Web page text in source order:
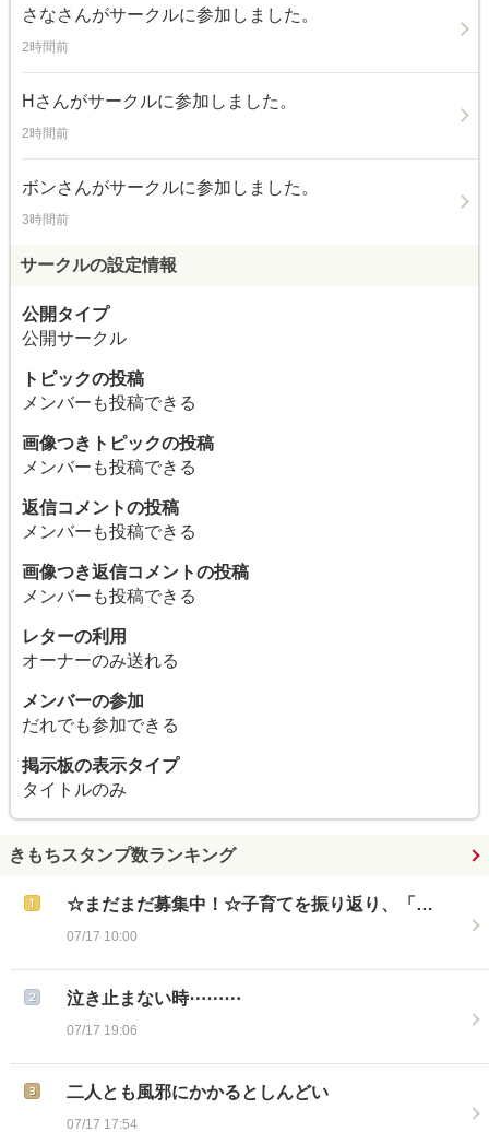
さなさんがサークルに参加しました。
2時間前
H さんがサークルに参加しました。
2時間前
ボンさんがサークルに参加しました。
3時間前
サークルの設定情報
公開タイプ
公開サークル
トピックの投稿
メンバーも投稿できる
画像つきトピックの投稿
メンバーも投稿できる
返信コメントの投稿
メンバーも投稿できる
画像つき返信コメントの投稿
メンバーも投稿できる
レターの利用
オーナーのみ送れる
メンバーの参加
だれでも参加できる
掲示板の表示タイプ
タイトルのみ
きもちスタンプ数ランキング
☆まだまだ募集中！☆子育てを振り返り、「…
07/17 10:00
泣き止まない時⋯⋯⋯
07/17 19:06
二人とも風邪にかかるとしんどい
07/17 17:54